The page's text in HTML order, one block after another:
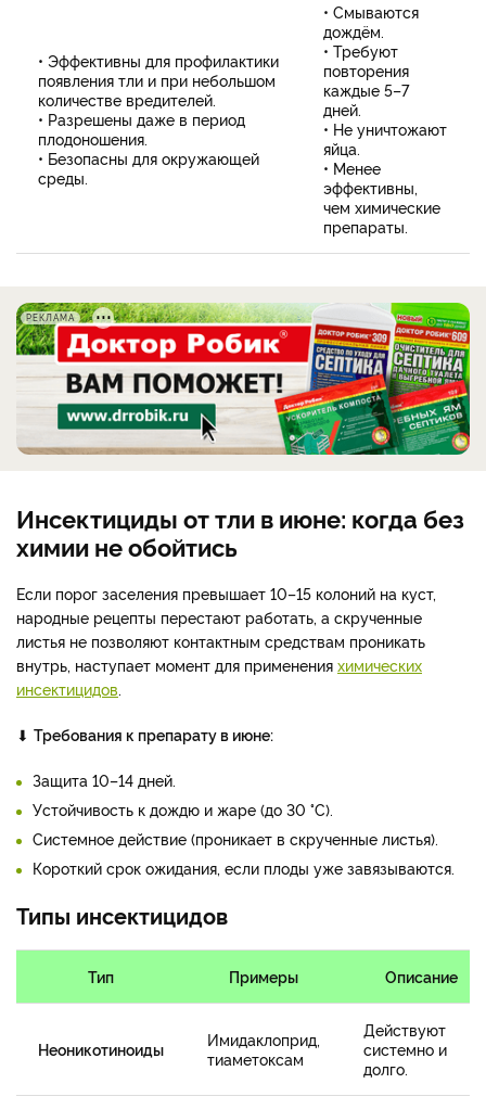
• Эффективны для профилактики
появления тли и при небольшом
количестве вредителей.
• Разрешены даже в период
плодоношения.
• Безопасны для окружающей
среды.
• Смываются
дождём.
• Требуют
повторения
каждые 5–7
дней.
• Не уничтожают
яйца.
• Менее
эффективны,
чем химические
препараты.
РЕКЛАМА
Инсектициды от тли в июне: когда без
химии не обойтись
Если порог заселения превышает 10–15 колоний на куст,
народные рецепты перестают работать, а скрученные
листья не позволяют контактным средствам проникать
внутрь, наступает момент для применения химических
инсектицидов
⬇ Требования к препарату в июне:
Защита 10–14 дней.
Устойчивость к дождю и жаре (до 30 °C).
Системное действие (проникает в скрученные листья).
Короткий срок ожидания, если плоды уже завязываются.
Типы инсектицидов
Тип Примеры Описание
Неоникотиноиды
Имидаклоприд,
тиаметоксам
Действуют
системно и
долго.